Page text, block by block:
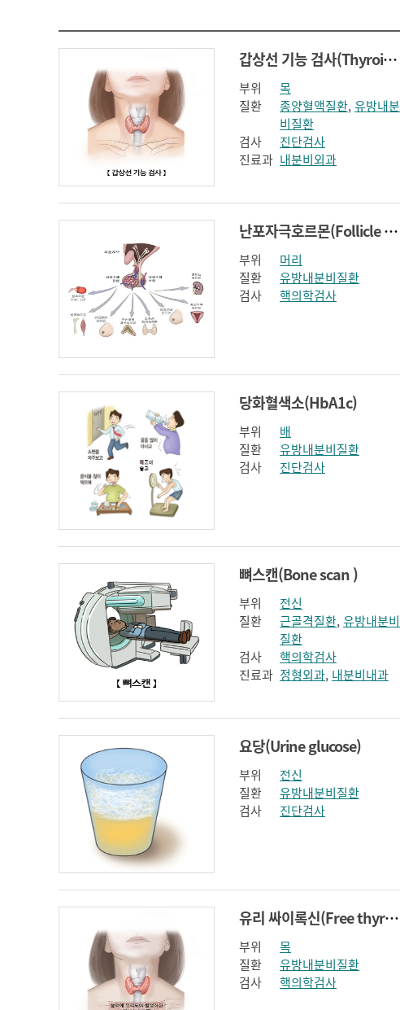
갑상선 기능 검사(Thyroid Function Test)
부위
목
질환
종양혈액질환,유방내분
비질환
검사
진단검사
진료과 내분비외과
난포자극호르몬(Follicle stimulating hormone)
부위
머리
질환
유방내분비질환
검사
핵의학검사
당화혈색소(HbA1c)
부위
배
질환
유방내분비질환
검사
진단검사
뼈스캔(Bone scan )
부위
전신
질환
근골격질환,유방내분비
질환
검사
핵의학검사
진료과 정형외과, 내분비내과
요당(Urine glucose)
부위
전신
질환
유방내분비질환
검사
진단검사
유리 싸이록신(Free thyroxine)
부위
목
질환
유방내분비질환
검사
핵의학검사